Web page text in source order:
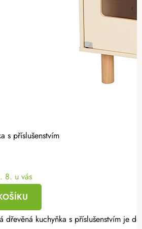
s příslušenstvím
8. u vás
dřevěná kuchyňka s příslušenstvím je